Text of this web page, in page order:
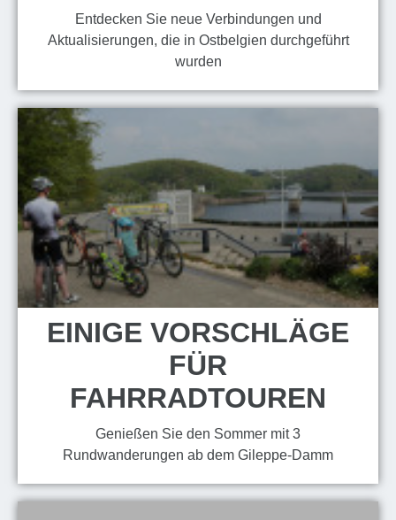
Entdecken Sie neue Verbindungen und
Aktualisierungen, die in Ostbelgien durchgeführt
wurden
EINIGE VORSCHLÄGE
FÜR
FAHRRADTOUREN
Genießen Sie den Sommer mit 3
Rundwanderungen ab dem Gileppe-Damm